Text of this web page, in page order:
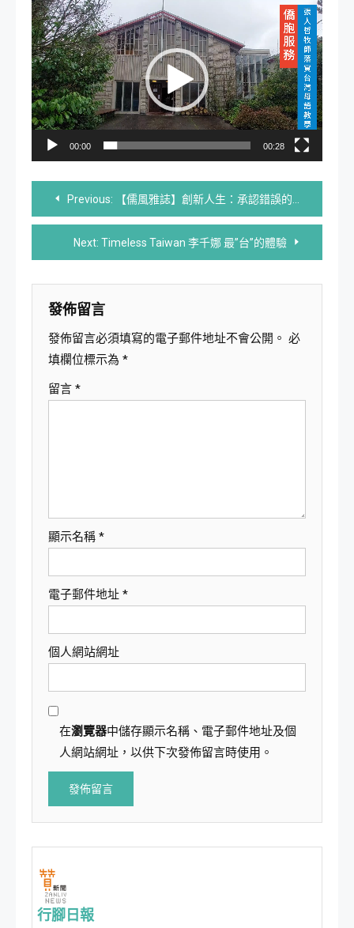
視
訊
播
放
器
00:00 00:28
文
章
導
覽
Previous: 【儒風雅誌】創新人生：承認錯誤的勇氣（上）
Next: Timeless Taiwan 李千娜 最”台”的體驗
發佈留言
發佈留言必須填寫的電子郵件地址不會公開。 必
填欄位標示為 *
留言 *
顯示名稱 *
電子郵件地址 *
個人網站網址
在瀏覽器中儲存顯示名稱、電子郵件地址及個
人網站網址，以供下次發佈留言時使用。
行腳日報